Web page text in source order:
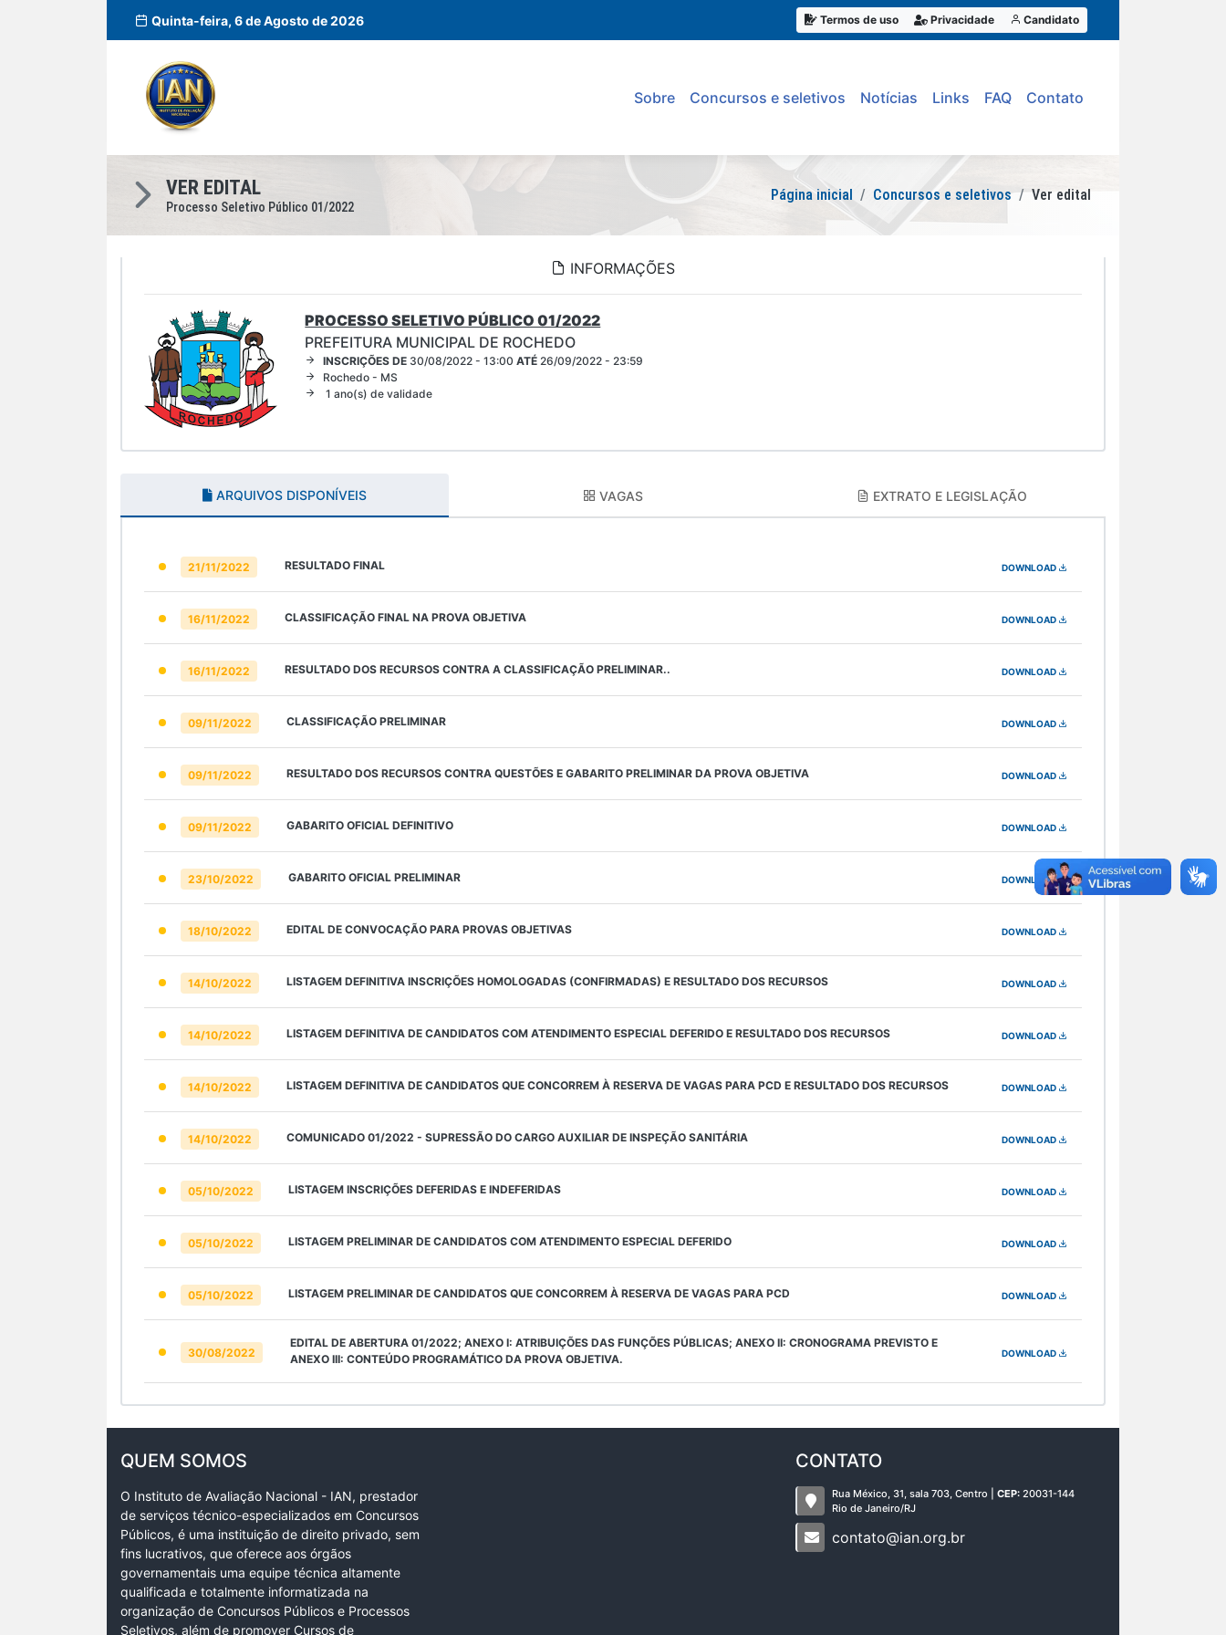
Quinta-feira, 6 de Agosto de 2026 Termos de uso Privacidade Candidato
Sobre Concursos e seletivos Notícias Links FAQ Contato
VER EDITAL
Processo Seletivo Público 01/2022
Página inicial Concursos e seletivos Ver edital
INFORMAÇÕES
PROCESSO SELETIVO PÚBLICO 01/2022
PREFEITURA MUNICIPAL DE ROCHEDO
INSCRIÇÕES DE 30/08/2022 - 13:00ATÉ 26/09/2022 - 23:59
Rochedo - MS
1 ano(s) de validade
ARQUIVOS DISPONÍVEIS VAGAS EXTRATO E LEGISLAÇÃO
21/11/2022 RESULTADO FINAL DOWNLOAD
16/11/2022 CLASSIFICAÇÃO FINAL NA PROVA OBJETIVA DOWNLOAD
16/11/2022 RESULTADO DOS RECURSOS CONTRA A CLASSIFICAÇÃO PRELIMINAR.. DOWNLOAD
09/11/2022 CLASSIFICAÇÃO PRELIMINAR DOWNLOAD
09/11/2022 RESULTADO DOS RECURSOS CONTRA QUESTÕES E GABARITO PRELIMINAR DA PROVA OBJETIVA DOWNLOAD
09/11/2022 GABARITO OFICIAL DEFINITIVO DOWNLOAD
23/10/2022 GABARITO OFICIAL PRELIMINAR DOWNLOAD
18/10/2022 EDITAL DE CONVOCAÇÃO PARA PROVAS OBJETIVAS DOWNLOAD
14/10/2022 LISTAGEM DEFINITIVA INSCRIÇÕES HOMOLOGADAS (CONFIRMADAS) E RESULTADO DOS RECURSOS DOWNLOAD
14/10/2022 LISTAGEM DEFINITIVA DE CANDIDATOS COM ATENDIMENTO ESPECIAL DEFERIDO E RESULTADO DOS RECURSOS DOWNLOAD
14/10/2022 LISTAGEM DEFINITIVA DE CANDIDATOS QUE CONCORREM À RESERVA DE VAGAS PARA PCD E RESULTADO DOS RECURSOS DOWNLOAD
14/10/2022 COMUNICADO 01/2022 - SUPRESSÃO DO CARGO AUXILIAR DE INSPEÇÃO SANITÁRIA DOWNLOAD
05/10/2022 LISTAGEM INSCRIÇÕES DEFERIDAS E INDEFERIDAS DOWNLOAD
05/10/2022 LISTAGEM PRELIMINAR DE CANDIDATOS COM ATENDIMENTO ESPECIAL DEFERIDO DOWNLOAD
05/10/2022 LISTAGEM PRELIMINAR DE CANDIDATOS QUE CONCORREM À RESERVA DE VAGAS PARA PCD DOWNLOAD
30/08/2022
EDITAL DE ABERTURA 01/2022; ANEXO I: ATRIBUIÇÕES DAS FUNÇÕES PÚBLICAS; ANEXO II: CRONOGRAMA PREVISTO E
ANEXO III: CONTEÚDO PROGRAMÁTICO DA PROVA OBJETIVA.
DOWNLOAD
QUEM SOMOS
O Instituto de Avaliação Nacional - IAN, prestador
de serviços técnico-especializados em Concursos
Públicos, é uma instituição de direito privado, sem
fins lucrativos, que oferece aos órgãos
governamentais uma equipe técnica altamente
qualificada e totalmente informatizada na
organização de Concursos Públicos e Processos
Seletivos, além de promover Cursos de
CONTATO
Rua México, 31, sala 703, Centro | CEP: 20031-144
Rio de Janeiro/RJ
contato@ian.org.br